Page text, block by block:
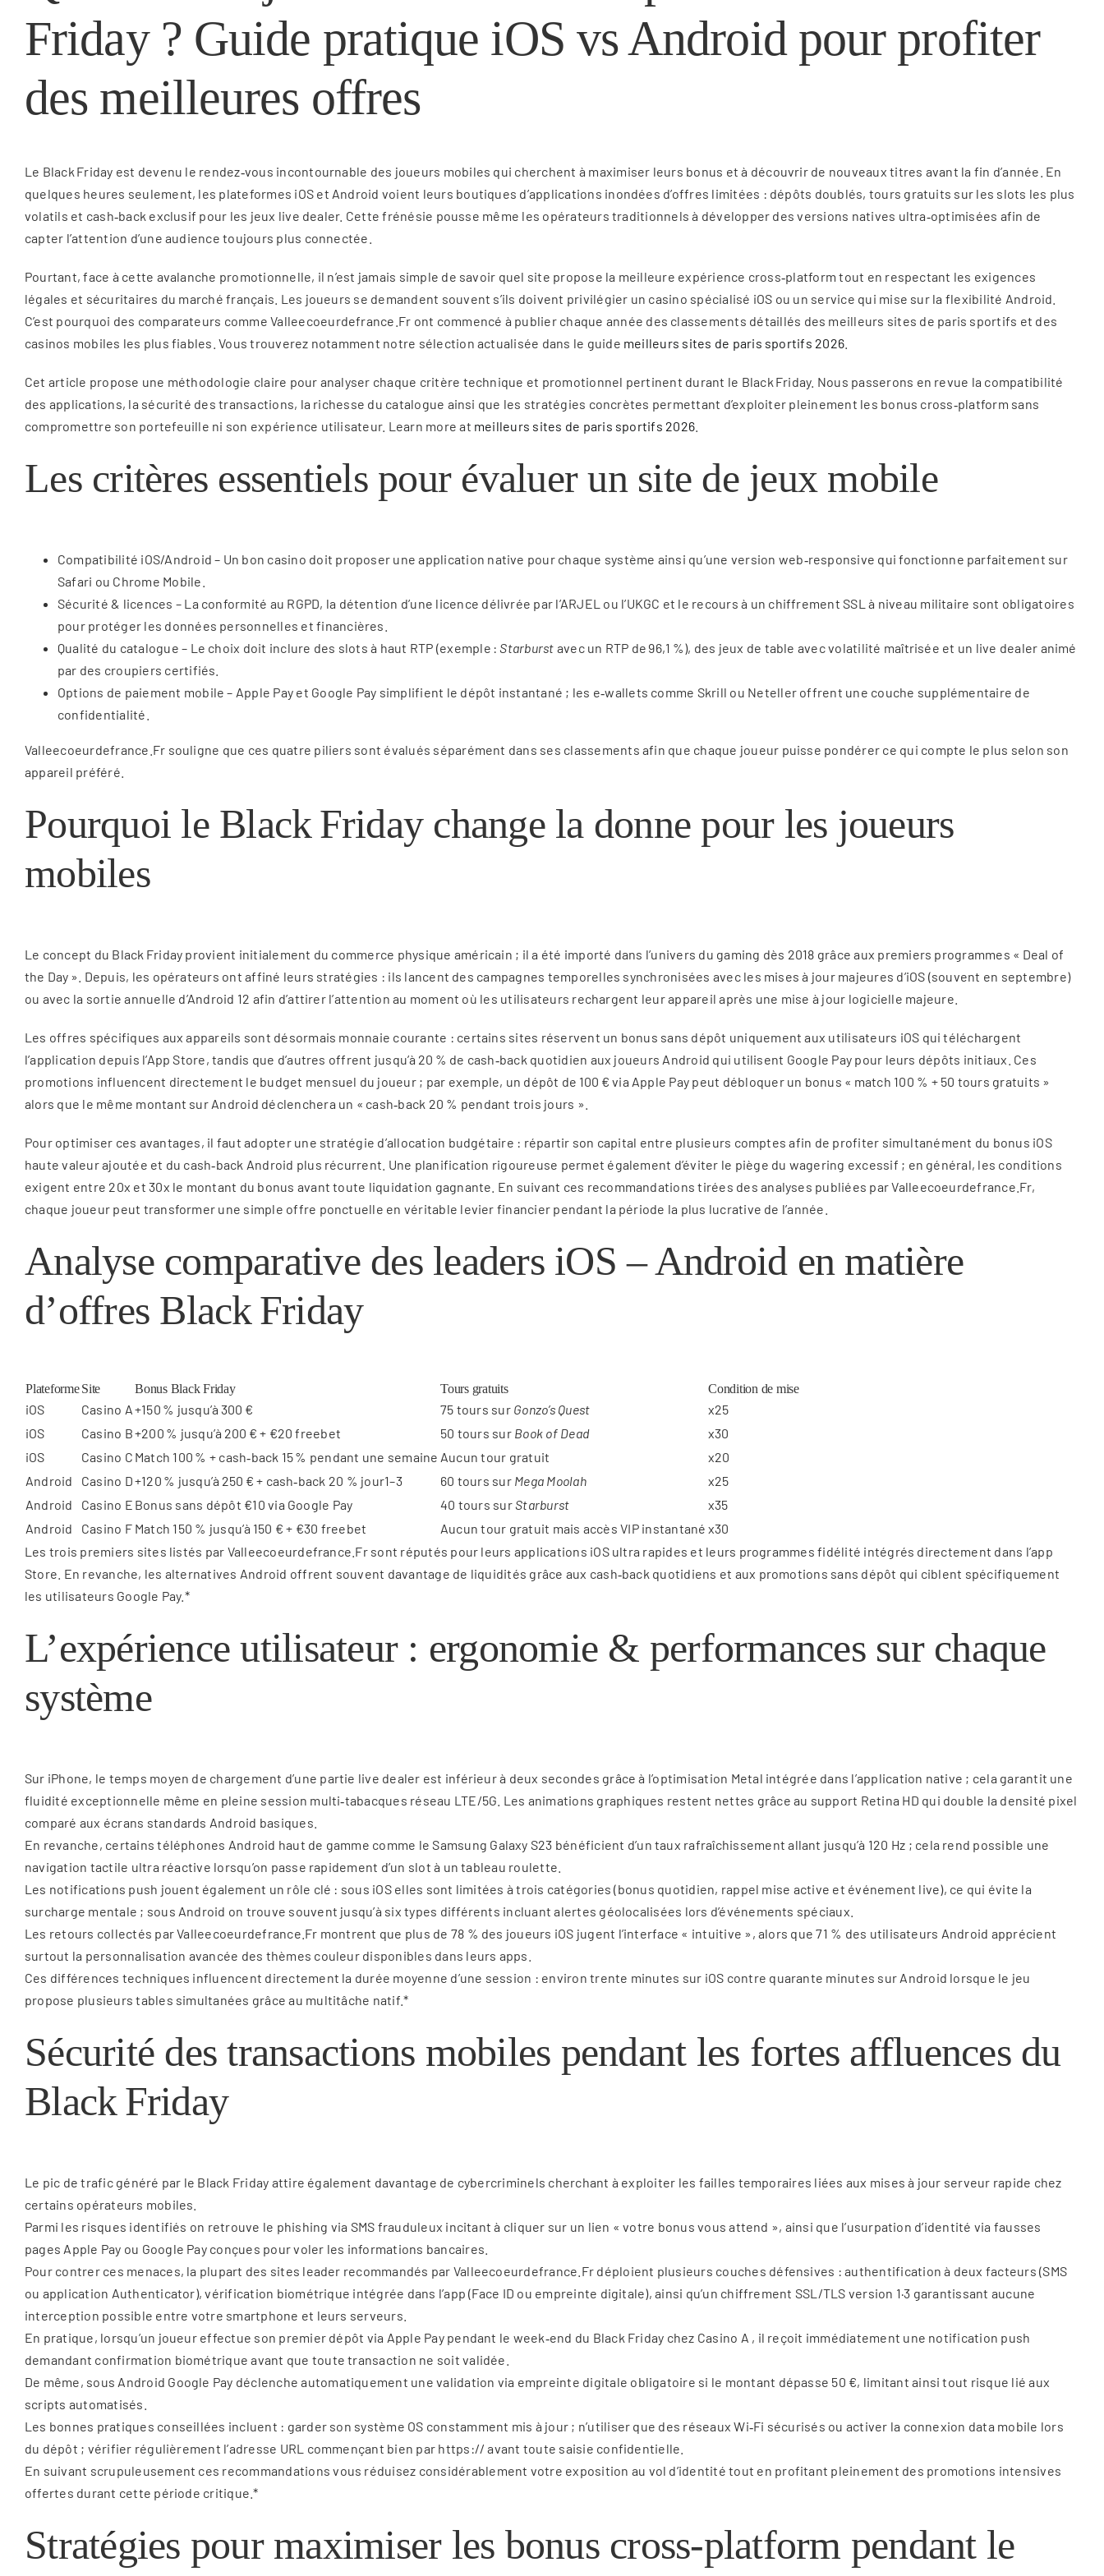
Friday ? Guide pratique iOS vs Android pour profiter
des meilleures offres
Le Black Friday est devenu le rendez‑vous incontournable des joueurs mobiles qui cherchent à maximiser leurs bonus et à découvrir de nouveaux titres avant la fin d’année. En
quelques heures seulement, les plateformes iOS et Android voient leurs boutiques d’applications inondées d’offres limitées : dépôts doublés, tours gratuits sur les slots les plus
volatils et cash‑back exclusif pour les jeux live dealer. Cette frénésie pousse même les opérateurs traditionnels à développer des versions natives ultra‑optimisées afin de
capter l’attention d’une audience toujours plus connectée.
Pourtant, face à cette avalanche promotionnelle, il n’est jamais simple de savoir quel site propose la meilleure expérience cross‑platform tout en respectant les exigences
légales et sécuritaires du marché français. Les joueurs se demandent souvent s’ils doivent privilégier un casino spécialisé iOS ou un service qui mise sur la flexibilité Android.
C’est pourquoi des comparateurs comme Valleecoeurdefrance.Fr ont commencé à publier chaque année des classements détaillés des meilleurs sites de paris sportifs et des
casinos mobiles les plus fiables. Vous trouverez notamment notre sélection actualisée dans le guide meilleurs sites de paris sportifs 2026
Cet article propose une méthodologie claire pour analyser chaque critère technique et promotionnel pertinent durant le Black Friday. Nous passerons en revue la compatibilité
des applications, la sécurité des transactions, la richesse du catalogue ainsi que les stratégies concrètes permettant d’exploiter pleinement les bonus cross‑platform sans
compromettre son portefeuille ni son expérience utilisateur. Learn more at meilleurs sites de paris sportifs 2026
Les critères essentiels pour évaluer un site de jeux mobile
Compatibilité iOS/Android – Un bon casino doit proposer une application native pour chaque système ainsi qu’une version web‑responsive qui fonctionne parfaitement sur
Safari ou Chrome Mobile.
Sécurité & licences – La conformité au RGPD, la détention d’une licence délivrée par l’ARJEL ou l’UKGC et le recours à un chiffrement SSL à niveau militaire sont obligatoires
pour protéger les données personnelles et financières.
Qualité du catalogue – Le choix doit inclure des slots à haut RTP (exemple :Starburst avec un RTP de 96,1 %), des jeux de table avec volatilité maîtrisée et un live dealer animé
par des croupiers certifiés.
Options de paiement mobile – Apple Pay et Google Pay simplifient le dépôt instantané ; les e‑wallets comme Skrill ou Neteller offrent une couche supplémentaire de
confidentialité.
Valleecoeurdefrance.Fr souligne que ces quatre piliers sont évalués séparément dans ses classements afin que chaque joueur puisse pondérer ce qui compte le plus selon son
appareil préféré.
Pourquoi le Black Friday change la donne pour les joueurs
mobiles
Le concept du Black Friday provient initialement du commerce physique américain ; il a été importé dans l’univers du gaming dès 2018 grâce aux premiers programmes « Deal of
the Day ». Depuis, les opérateurs ont affiné leurs stratégies : ils lancent des campagnes temporelles synchronisées avec les mises à jour majeures d’iOS (souvent en septembre)
ou avec la sortie annuelle d’Android 12 afin d’attirer l’attention au moment où les utilisateurs rechargent leur appareil après une mise à jour logicielle majeure.
Les offres spécifiques aux appareils sont désormais monnaie courante : certains sites réservent un bonus sans dépôt uniquement aux utilisateurs iOS qui téléchargent
l’application depuis l’App Store, tandis que d’autres offrent jusqu’à 20 % de cash‑back quotidien aux joueurs Android qui utilisent Google Pay pour leurs dépôts initiaux. Ces
promotions influencent directement le budget mensuel du joueur ; par exemple, un dépôt de 100 € via Apple Pay peut débloquer un bonus « match 100 % + 50 tours gratuits »
alors que le même montant sur Android déclenchera un « cash‑back 20 % pendant trois jours ».
Pour optimiser ces avantages, il faut adopter une stratégie d’allocation budgétaire : répartir son capital entre plusieurs comptes afin de profiter simultanément du bonus iOS
haute valeur ajoutée et du cash‑back Android plus récurrent. Une planification rigoureuse permet également d’éviter le piège du wagering excessif ; en général, les conditions
exigent entre 20x et 30x le montant du bonus avant toute liquidation gagnante. En suivant ces recommandations tirées des analyses publiées par Valleecoeurdefrance.Fr,
chaque joueur peut transformer une simple offre ponctuelle en véritable levier financier pendant la période la plus lucrative de l’année.
Analyse comparative des leaders iOS – Android en matière
d’offres Black Friday
PlateformeSite Bonus Black Friday Tours gratuits Condition de mise
iOS Casino A+150 % jusqu’à 300 € 75 tours sur Gonzo’s Quest
x25
iOS
Casino B+200 % jusqu’à 200 € + €20 freebet 50 tours sur Book of Dead
x30
iOS
Casino C Match 100 % + cash‑back 15 % pendant une semaine Aucun tour gratuit
x20
Android
Casino D+120 % jusqu’à 250 € + cash‑back 20 % jour1–3 60 tours sur Mega Moolah
x25
Android
Casino E Bonus sans dépôt €10 via Google Pay 40 tours surStarburst
x35
Android
Casino F Match 150 % jusqu’à 150 € + €30 freebet Aucun tour gratuit mais accès VIP instantané x30
Les trois premiers sites listés par Valleecoeurdefrance.Fr sont réputés pour leurs applications iOS ultra rapides et leurs programmes fidélité intégrés directement dans l’app
Store. En revanche, les alternatives Android offrent souvent davantage de liquidités grâce aux cash‑back quotidiens et aux promotions sans dépôt qui ciblent spécifiquement
les utilisateurs Google Pay.*
L’expérience utilisateur : ergonomie & performances sur chaque
système
Sur iPhone, le temps moyen de chargement d’une partie live dealer est inférieur à deux secondes grâce à l’optimisation Metal intégrée dans l’application native ; cela garantit une
fluidité exceptionnelle même en pleine session multi‑tabacques réseau LTE/5G. Les animations graphiques restent nettes grâce au support Retina HD qui double la densité pixel
comparé aux écrans standards Android basiques.
En revanche, certains téléphones Android haut de gamme comme le Samsung Galaxy S23 bénéficient d’un taux rafraîchissement allant jusqu’à 120 Hz ; cela rend possible une
navigation tactile ultra réactive lorsqu’on passe rapidement d’un slot à un tableau roulette.
Les notifications push jouent également un rôle clé : sous iOS elles sont limitées à trois catégories (bonus quotidien, rappel mise active et événement live), ce qui évite la
surcharge mentale ; sous Android on trouve souvent jusqu’à six types différents incluant alertes géolocalisées lors d’événements spéciaux.
Les retours collectés par Valleecoeurdefrance.Fr montrent que plus de 78 % des joueurs iOS jugent l’interface « intuitive », alors que 71 % des utilisateurs Android apprécient
surtout la personnalisation avancée des thèmes couleur disponibles dans leurs apps.
Ces différences techniques influencent directement la durée moyenne d’une session : environ trente minutes sur iOS contre quarante minutes sur Android lorsque le jeu
propose plusieurs tables simultanées grâce au multitâche natif.*
Sécurité des transactions mobiles pendant les fortes affluences du
Black Friday
Le pic de trafic généré par le Black Friday attire également davantage de cybercriminels cherchant à exploiter les failles temporaires liées aux mises à jour serveur rapide chez
certains opérateurs mobiles.
Parmi les risques identifiés on retrouve le phishing via SMS frauduleux incitant à cliquer sur un lien « votre bonus vous attend », ainsi que l’usurpation d’identité via fausses
pages Apple Pay ou Google Pay conçues pour voler les informations bancaires.
Pour contrer ces menaces, la plupart des sites leader recommandés par Valleecoeurdefrance.Fr déploient plusieurs couches défensives : authentification à deux facteurs (SMS
ou application Authenticator), vérification biométrique intégrée dans l’app (Face ID ou empreinte digitale), ainsi qu’un chiffrement SSL/TLS version 1·3 garantissant aucune
interception possible entre votre smartphone et leurs serveurs.
En pratique, lorsqu’un joueur effectue son premier dépôt via Apple Pay pendant le week‑end du Black Friday chez Casino A , il reçoit immédiatement une notification push
demandant confirmation biométrique avant que toute transaction ne soit validée.
De même, sous Android Google Pay déclenche automatiquement une validation via empreinte digitale obligatoire si le montant dépasse 50 €, limitant ainsi tout risque lié aux
scripts automatisés.
Les bonnes pratiques conseillées incluent : garder son système OS constamment mis à jour ; n’utiliser que des réseaux Wi‑Fi sécurisés ou activer la connexion data mobile lors
du dépôt ; vérifier régulièrement l’adresse URL commençant bien par https:// avant toute saisie confidentielle.
En suivant scrupuleusement ces recommandations vous réduisez considérablement votre exposition au vol d’identité tout en profitant pleinement des promotions intensives
offertes durant cette période critique.*
Stratégies pour maximiser les bonus cross‑platform pendant le